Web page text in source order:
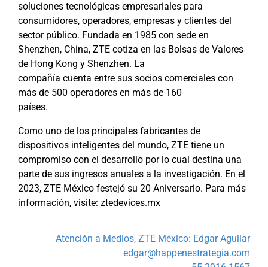
soluciones tecnológicas empresariales para
consumidores, operadores, empresas y clientes del
sector público. Fundada en 1985 con sede en
Shenzhen, China, ZTE cotiza en las Bolsas de Valores
de Hong Kong y Shenzhen. La
compañía cuenta entre sus socios comerciales con
más de 500 operadores en más de 160
países.
Como uno de los principales fabricantes de
dispositivos inteligentes del mundo, ZTE tiene un
compromiso con el desarrollo por lo cual destina una
parte de sus ingresos anuales a la investigación. En el
2023, ZTE México festejó su 20 Aniversario. Para más
información, visite: ztedevices.mx
Atención a Medios, ZTE México: Edgar Aguilar
edgar@happenestrategia.com